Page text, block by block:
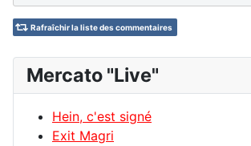
Rafraîchir la liste des commentaires
Mercato "Live"
Hein, c'est signé
Exit Magri